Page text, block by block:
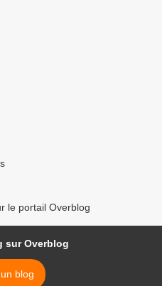
le portail Overblog
sur Overblog
blog